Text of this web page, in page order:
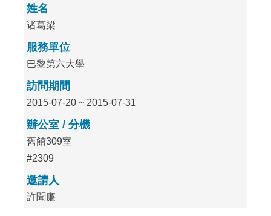
姓名
诸葛梁
服務單位
巴黎第六大學
訪問期間
2015-07-20 ~ 2015-07-31
辦公室 / 分機
舊館309室
#2309
邀請人
許聞廉